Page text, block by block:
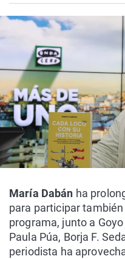
María Dabán ha
para participar también
programa, junto a
Paula Púa, Borja F.
periodista ha